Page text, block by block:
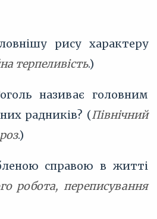
рису характеру
терпеливість.)
називає головним
радників? (Північний
.)
справою в житті
робота, переписування